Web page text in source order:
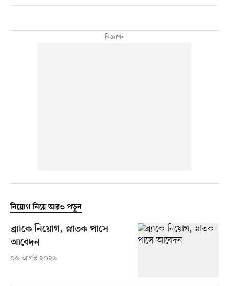
নিয়োগ নিয়ে আরও পড়ুন
ব্র্যাকে নিয়োগ, স্নাতক পাসে
আবেদন
০৬ আগস্ট ২০২৬